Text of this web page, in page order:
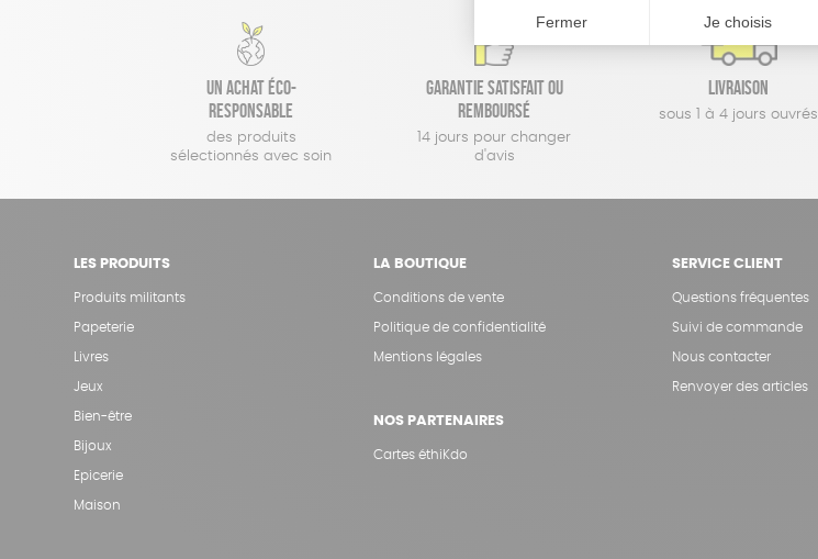
Un achat éco-
responsable
des produits
sélectionnés avec soin
Garantie satisfait ou
remboursé
14 jours pour changer
d'avis
Livraison
sous 1 à 4 jours ouvrés
LES PRODUITS
Produits militants
Papeterie
Livres
Jeux
Bien-être
Bijoux
Epicerie
Maison
LA BOUTIQUE
Conditions de vente
Politique de confidentialité
Mentions légales
NOS PARTENAIRES
Cartes éthiKdo
SERVICE CLIENT
Questions fréquentes
Suivi de commande
Nous contacter
Renvoyer des articles